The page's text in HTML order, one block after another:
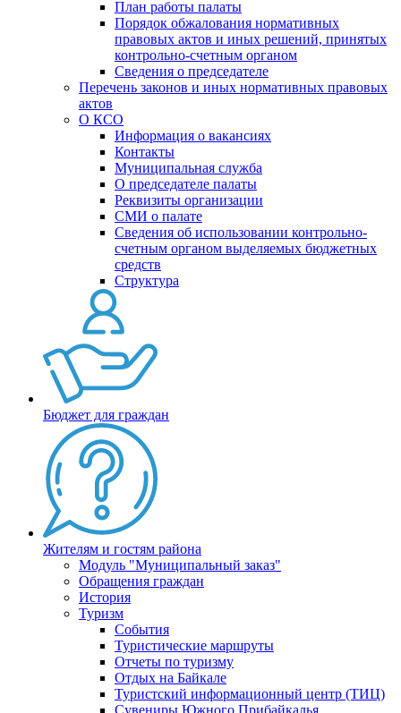
План работы палаты
Порядок обжалования нормативных
правовых актов и иных решений, принятых
контрольно-счетным органом
Сведения о председателе
Перечень законов и иных нормативных правовых
актов
О КСО
Информация о вакансиях
Контакты
Муниципальная служба
О председателе палаты
Реквизиты организации
СМИ о палате
Сведения об использовании контрольно-
счетным органом выделяемых бюджетных
средств
Структура
Бюджет для граждан
Жителям и гостям района
Модуль "Муниципальный заказ"
Обращения граждан
История
Туризм
События
Туристические маршруты
Отчеты по туризму
Отдых на Байкале
Туристский информационный центр (ТИЦ)
Сувениры Южного Прибайкалья